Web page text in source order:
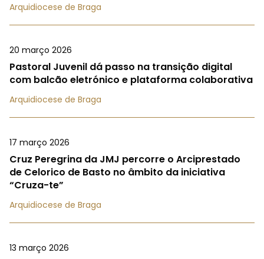
Arquidiocese de Braga
20 março 2026
Pastoral Juvenil dá passo na transição digital
com balcão eletrónico e plataforma colaborativa
Arquidiocese de Braga
17 março 2026
Cruz Peregrina da JMJ percorre o Arciprestado
de Celorico de Basto no âmbito da iniciativa
“Cruza-te”
Arquidiocese de Braga
13 março 2026